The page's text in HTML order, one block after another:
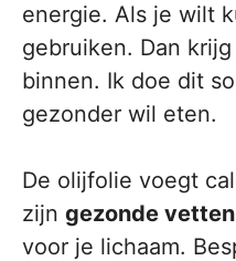
energie. Als je wilt
gebruiken. Dan
binnen. Ik doe dit
gezonder wil eten.
De olijfolie voegt
zijn gezonde vetten
voor je lichaam.